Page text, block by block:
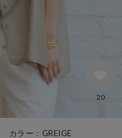
カラー：GREIGE
20